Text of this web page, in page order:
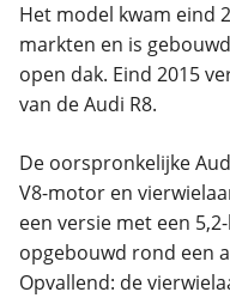
Het model kwam eind
markten en is
open dak. Eind 2015
van de Audi R8.
De oorspronkelijke
V8-motor en
een versie met een
opgebouwd rond een
Opvallend: de